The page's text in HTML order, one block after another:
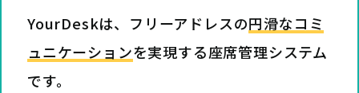
YourDeskは、フリーアドレスの円滑なコミ
ュニケーションを実現する座席管理システム
です。